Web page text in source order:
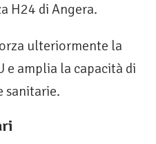
H24 di Angera.
ulteriormente la
e amplia la capacità di
sanitarie.